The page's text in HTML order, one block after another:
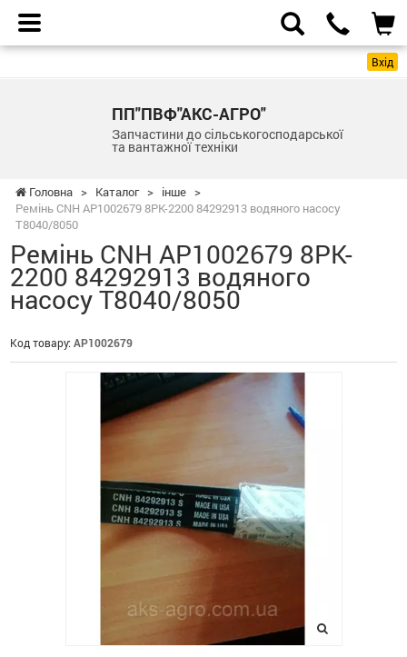
Вхід
ПП"ПВФ"АКС-АГРО"
Запчастини до сільськогосподарської
та вантажної техніки
Головна > Каталог > інше >
Ремінь CNH AP1002679 8PK-2200 84292913 водяного насосу
T8040/8050
Ремінь CNH AP1002679 8PK-
2200 84292913 водяного
насосу T8040/8050
Код товару: AP1002679